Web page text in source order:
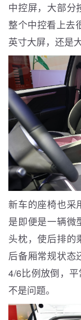
中控屏，大部分
整个中控看上去
英寸大屏，还是
新车的座椅也采
是即便是一辆微
头枕，使后排的
后备厢常规状态
4/6比例放倒，
不是问题。